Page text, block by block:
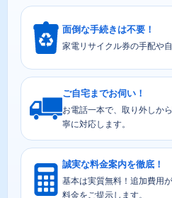
面倒な手続きは不要！
家電リサイクル券の手配や
ご自宅までお伺い！
お電話一本で、取り外しか
寧に対応します。
誠実な料金案内を徹底！
基本は実質無料！追加費用
料金をご提示します。